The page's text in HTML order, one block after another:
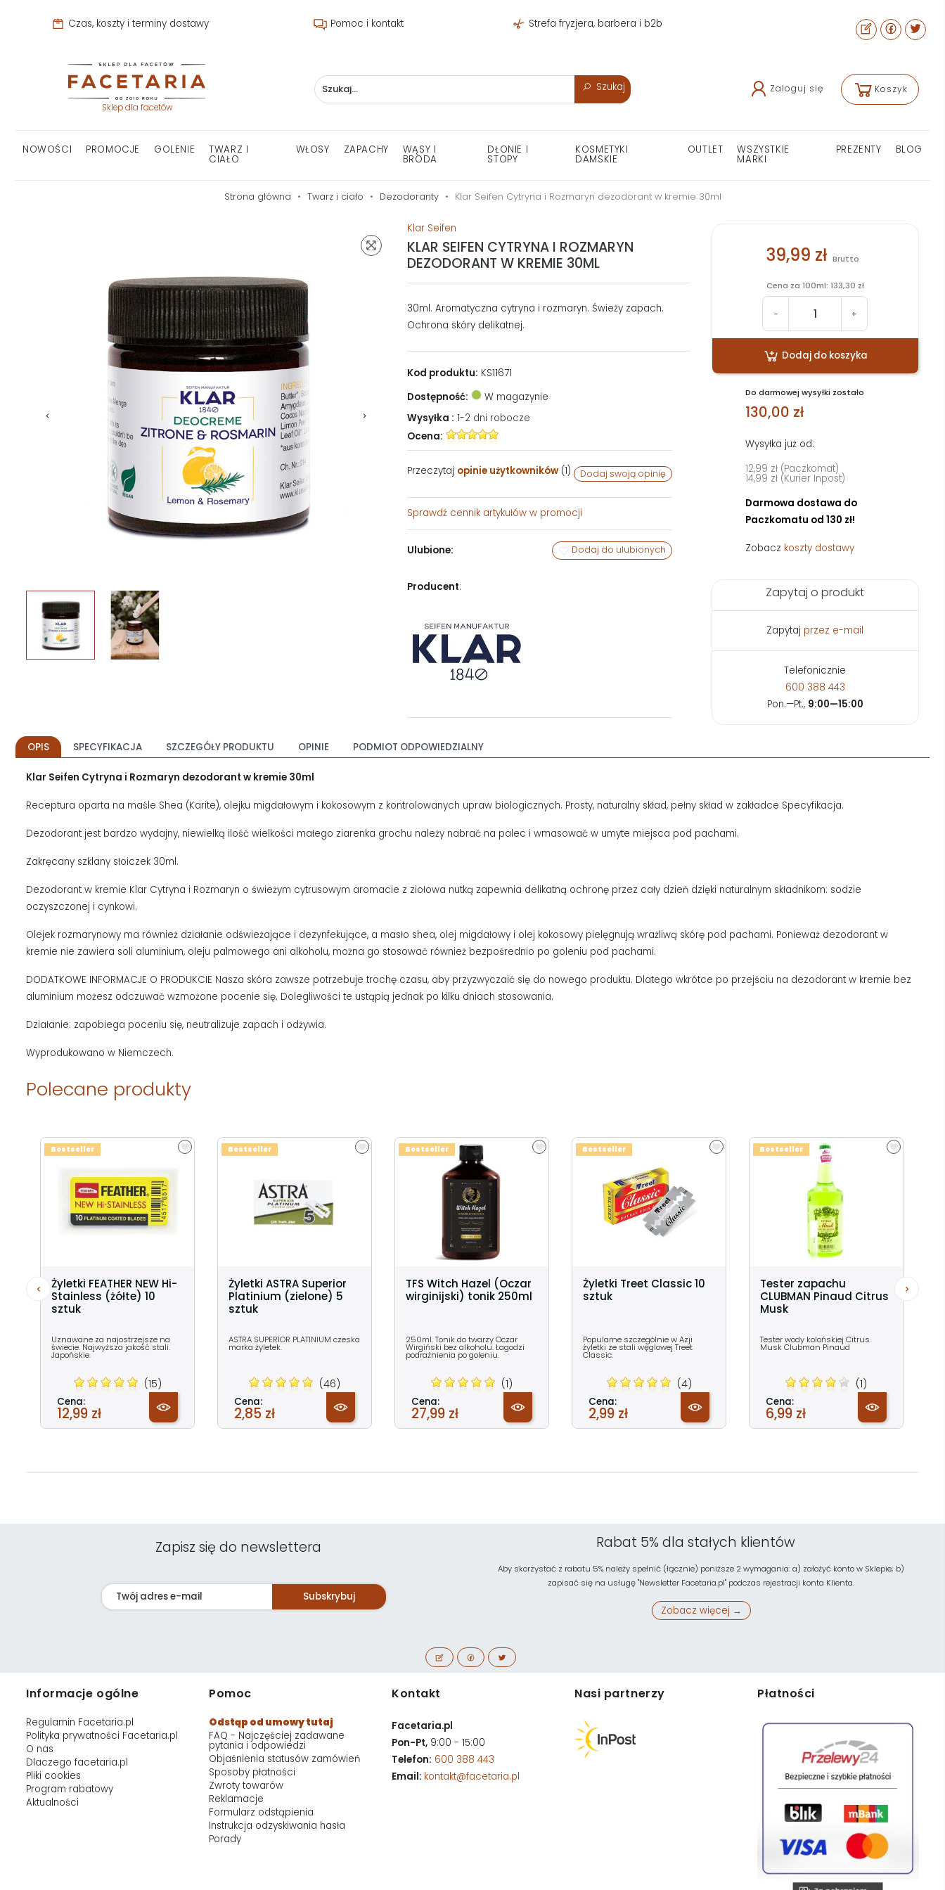
Czas, koszty i terminy dostawy Pomoc i kontakt Strefa fryzjera, barbera i b2b
Sklep dla facetów
Szukaj Zaloguj się Koszyk
NOWOŚCI PROMOCJE GOLENIE TWARZ I
CIAŁO
WŁOSY ZAPACHY WĄSY I
BRODA
DŁONIE I
STOPY
KOSMETYKI
DAMSKIE
OUTLET WSZYSTKIE
MARKI
PREZENTY BLOG
Strona główna Twarz i ciało Dezodoranty Klar Seifen Cytryna i Rozmaryn dezodorant w kremie 30ml
Klar Seifen
KLAR SEIFEN CYTRYNA I ROZMARYN
DEZODORANT W KREMIE 30ML
30ml. Aromatyczna cytryna i rozmaryn. Świeży zapach.
Ochrona skóry delikatnej.
Kod produktu: KS11671
Dostępność:
W magazynie
Wysyłka : 1-2 dni robocze
Ocena:
Przeczytaj opinie użytkowników(1) Dodaj swoją opinię
Sprawdź cennik artykułów w promocji
Ulubione: Dodaj do ulubionych
Producent:
39,99 zł Brutto
Cena za 100ml: 133,30 zł
- +
Dodaj do koszyka
Do darmowej wysyłki zostało
130,00 zł
Wysyłka już od:
12,99 zł (Paczkomat)
14,99 zł (Kurier Inpost)
Darmowa dostawa do
Paczkomatu od 130 zł!
Zobacz koszty dostawy
Zapytaj o produkt
Zapytaj przez e-mail
Telefonicznie
600 388 443
Pon.—Pt., 9:00—15:00
OPIS SPECYFIKACJA SZCZEGÓŁY PRODUKTU OPINIE PODMIOT ODPOWIEDZIALNY
Klar Seifen Cytryna i Rozmaryn dezodorant w kremie 30ml
Receptura oparta na maśle Shea (Karite), olejku migdałowym i kokosowym z kontrolowanych upraw biologicznych. Prosty, naturalny skład, pełny skład w zakładce Specyfikacja.
Dezodorant jest bardzo wydajny, niewielką ilość wielkości małego ziarenka grochu należy nabrać na palec i wmasować w umyte miejsca pod pachami.
Zakręcany szklany słoiczek 30ml.
Dezodorant w kremie Klar Cytryna i Rozmaryn o świeżym cytrusowym aromacie z ziołowa nutką zapewnia delikatną ochronę przez cały dzień dzięki naturalnym składnikom: sodzie
oczyszczonej i cynkowi.
Olejek rozmarynowy ma również działanie odświeżające i dezynfekujące, a masło shea, olej migdałowy i olej kokosowy pielęgnują wrażliwą skórę pod pachami. Ponieważ dezodorant w
kremie nie zawiera soli aluminium, oleju palmowego ani alkoholu, można go stosować również bezpośrednio po goleniu pod pachami.
DODATKOWE INFORMACJE O PRODUKCIE Nasza skóra zawsze potrzebuje trochę czasu, aby przyzwyczaić się do nowego produktu. Dlatego wkrótce po przejściu na dezodorant w kremie bez
aluminium możesz odczuwać wzmożone pocenie się. Dolegliwości te ustąpią jednak po kilku dniach stosowania.
Działanie: zapobiega poceniu się, neutralizuje zapach i odżywia.
Wyprodukowano w Niemczech.
Polecane produkty
Żyletki FEATHER NEW Hi-
Stainless (żółte) 10
sztuk
Uznawane za najostrzejsze na
świecie. Najwyższa jakość stali.
Japońskie.
(15)
Cena:
12,99 zł
Bestseller
Żyletki ASTRA Superior
Platinium (zielone) 5
sztuk
ASTRA SUPERIOR PLATINIUM czeska
marka żyletek.
(46)
Cena:
2,85 zł
Bestseller
TFS Witch Hazel (Oczar
wirginijski) tonik 250ml
250ml. Tonik do twarzy Oczar
Wirgiński bez alkoholu. Łagodzi
podrażnienia po goleniu.
(1)
Cena:
27,99 zł
Bestseller
Żyletki Treet Classic 10
sztuk
Popularne szczególnie w Azji
żyletki ze stali węglowej Treet
Classic.
(4)
Cena:
2,99 zł
Bestseller
Tester zapachu
CLUBMAN Pinaud Citrus
Musk
Tester wody kolońskiej Citrus
Musk Clubman Pinaud
(1)
Cena:
6,99 zł
Bestseller
Zapisz się do newslettera
Subskrybuj
Rabat 5% dla stałych klientów
Aby skorzystać z rabatu 5% należy spełnić (łącznie) poniższe 2 wymagania: a) założyć konto w Sklepie; b)
zapisać się na usługę "Newsletter Facetaria.pl" podczas rejestracji konta Klienta.
Zobacz więcej →
Informacje ogólne
Regulamin Facetaria.pl
Polityka prywatności Facetaria.pl
O nas
Dlaczego facetaria.pl
Pliki cookies
Program rabatowy
Aktualności
Pomoc
Odstąp od umowy tutaj
FAQ - Najczęściej zadawane
pytania i odpowiedzi
Objaśnienia statusów zamówień
Sposoby płatności
Zwroty towarów
Reklamacje
Formularz odstąpienia
Instrukcja odzyskiwania hasła
Porady
Kontakt
Facetaria.pl
Pon-Pt, 9:00 - 15:00
Telefon: 600 388 443
Email: kontakt@facetaria.pl
Nasi partnerzy Płatności